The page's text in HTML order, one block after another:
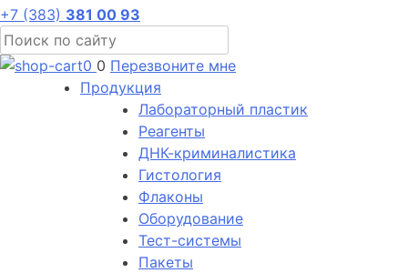
+7 (383) 381 00 93
0 0 Перезвоните мне
Продукция
Лабораторный пластик
Реагенты
ДНК-криминалистика
Гистология
Флаконы
Оборудование
Тест-системы
Пакеты